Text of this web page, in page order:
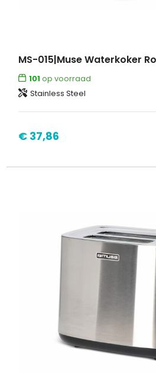
MS-015|Muse Waterkoker
101 op voorraad
Stainless Steel
€ 37,86